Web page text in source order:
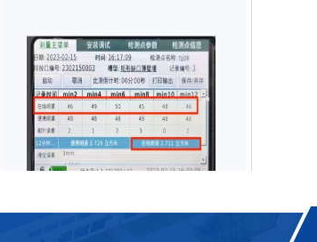
HY-F10型便携式明渠流量计